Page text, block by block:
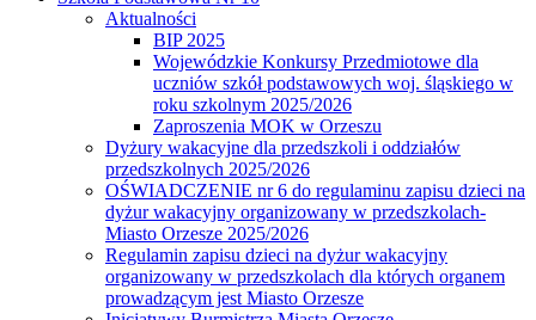
Aktualności
BIP 2025
Wojewódzkie Konkursy Przedmiotowe dla
uczniów szkół podstawowych woj. śląskiego w
roku szkolnym 2025/2026
Zaproszenia MOK w Orzeszu
Dyżury wakacyjne dla przedszkoli i oddziałów
przedszkolnych 2025/2026
OŚWIADCZENIE nr 6 do regulaminu zapisu dzieci na
dyżur wakacyjny organizowany w przedszkolach-
Miasto Orzesze 2025/2026
Regulamin zapisu dzieci na dyżur wakacyjny
organizowany w przedszkolach dla których organem
prowadzącym jest Miasto Orzesze